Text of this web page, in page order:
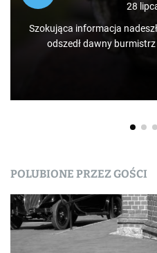
28
Szokująca informacja
odszedł dawny
POLUBIONE PRZEZ GOŚCI